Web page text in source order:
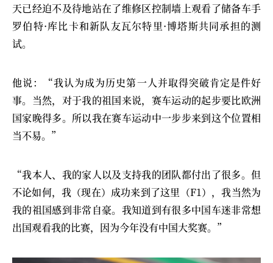
天已经迫不及待地站在了维修区控制墙上观看了储备车手
罗伯特·库比卡和新队友瓦尔特里·博塔斯共同承担的测
试。
他说：“我认为成为历史第一人并取得突破肯定是件好
事。当然，对于我的祖国来说，赛车运动的起步要比欧洲
国家晚得多。所以我在赛车运动中一步步来到这个位置相
当不易。”
“我本人、我的家人以及支持我的团队都付出了很多。但
不论如何，我（现在）成功来到了这里（F1），我当然为
我的祖国感到非常自豪。我知道到有很多中国车迷非常想
出国观看我的比赛，因为今年没有中国大奖赛。”